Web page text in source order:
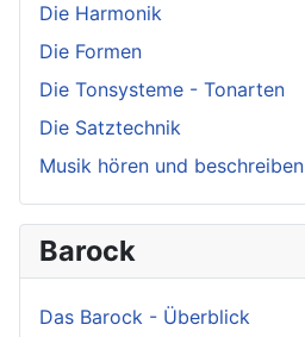
Die Harmonik
Die Formen
Die Tonsysteme - Tonarten
Die Satztechnik
Musik hören und beschreiben
Barock
Das Barock - Überblick